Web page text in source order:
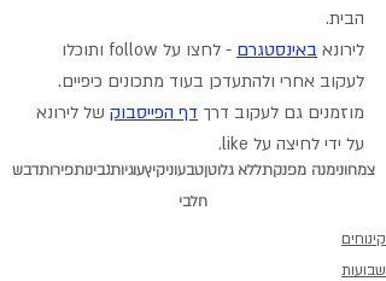
הבית.
לירונא באינסטגרם
- לחצו על follow ותוכלו
לעקוב אחרי ולהתעדכן בעוד מתכונים כיפיים.
מוזמנים גם לעקוב דרך דף הפייסבוק של לירונא
על ידי לחיצה על like.
צמחונימנה מפנקתללא גלוטןטבעוניקיץעוגיותגבינותפירותדבש
חלבי
קינוחים
שבועות